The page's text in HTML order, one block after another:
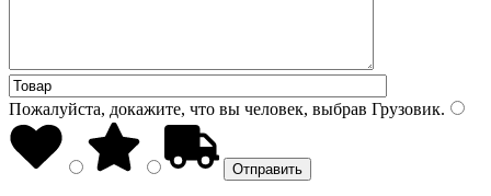
Пожалуйста, докажите, что вы человек, выбрав Грузовик.